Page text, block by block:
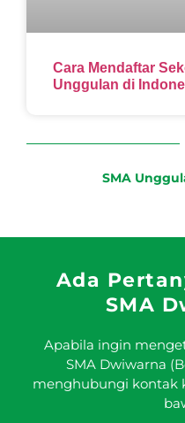
Cara Mendaftar
Unggulan di
SMA
Ada
SMA
Apabila ingin
SMA Dwiwarna
menghubungi kontak